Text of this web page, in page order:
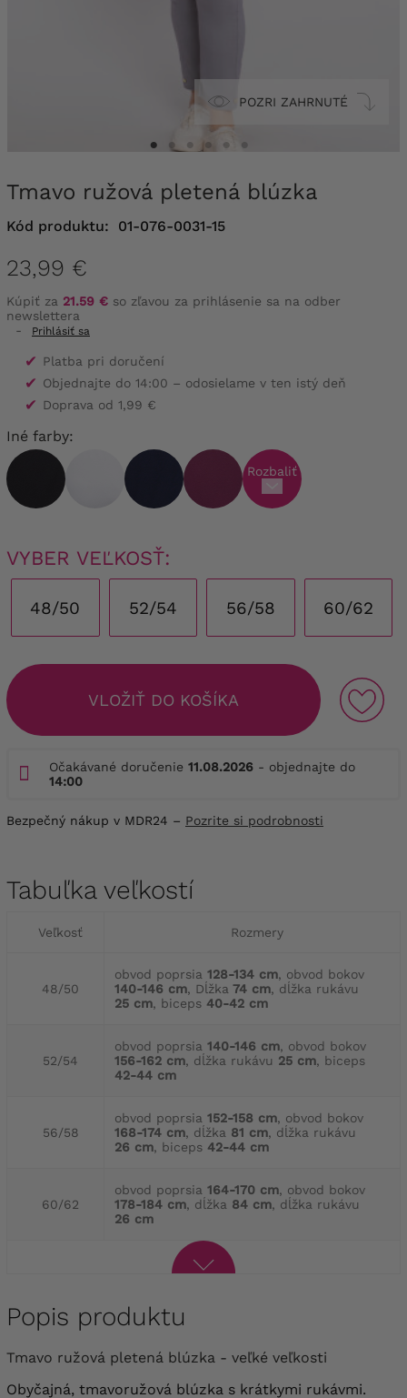
POZRI ZAHRNUTÉ
Tmavo ružová pletená blúzka
Kód produktu: 01-076-0031-15
23,99 €
Kúpiť za 21.59 € so zľavou za prihlásenie sa na odber
newslettera
-
Prihlásiť sa
✔ Platba pri doručení
✔ Objednajte do 14:00 – odosielame v ten istý deň
✔ Doprava od 1,99 €
Iné farby:
Rozbaliť
VYBER VEĽKOSŤ:
48/50 52/54 56/58 60/62
VLOŽIŤ DO KOŠÍKA
Očakávané doručenie 11.08.2026 - objednajte do
14:00
Bezpečný nákup v MDR24 – Pozrite si podrobnosti
Tabuľka veľkostí
Veľkosť Rozmery
48/50
obvod poprsia 128-134 cm, obvod bokov
140-146 cm, Dĺžka 74 cm, dĺžka rukávu
25 cm, biceps 40-42 cm
52/54
obvod poprsia 140-146 cm, obvod bokov
156-162 cm, dĺžka rukávu 25 cm, biceps
42-44 cm
56/58
obvod poprsia 152-158 cm, obvod bokov
168-174 cm, dĺžka 81 cm, dĺžka rukávu
26 cm, biceps 42-44 cm
60/62
obvod poprsia 164-170 cm, obvod bokov
178-184 cm, dĺžka 84 cm, dĺžka rukávu
26 cm
Popis produktu
Tmavo ružová pletená blúzka - veľké veľkosti
Obyčajná, tmavoružová blúzka s krátkymi rukávmi.